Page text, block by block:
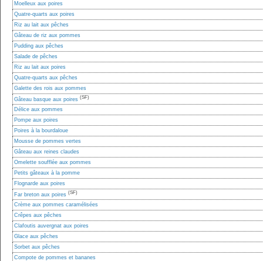
Moelleux aux poires
Quatre-quarts aux poires
Riz au lait aux pêches
Gâteau de riz aux pommes
Pudding aux pêches
Salade de pêches
Riz au lait aux poires
Quatre-quarts aux pêches
Galette des rois aux pommes
Gâteau basque aux poires (SF)
Délice aux pommes
Pompe aux poires
Poires à la bourdaloue
Mousse de pommes vertes
Gâteau aux reines claudes
Omelette soufflée aux pommes
Petits gâteaux à la pomme
Flognarde aux poires
Far breton aux poires (SF)
Crème aux pommes caramélisées
Crêpes aux pêches
Clafoutis auvergnat aux poires
Glace aux pêches
Sorbet aux pêches
Compote de pommes et bananes